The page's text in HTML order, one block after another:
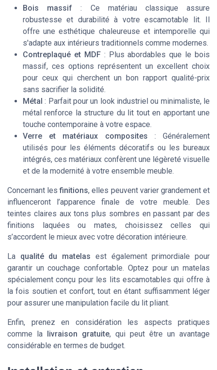
Bois massif : Ce matériau classique assure
robustesse et durabilité à votre escamotable lit. Il
offre une esthétique chaleureuse et intemporelle qui
s'adapte aux intérieurs traditionnels comme modernes.
Contreplaqué et MDF: Plus abordables que le bois
massif, ces options représentent un excellent choix
pour ceux qui cherchent un bon rapport qualité-prix
sans sacrifier la solidité.
Métal : Parfait pour un look industriel ou minimaliste, le
métal renforce la structure du lit tout en apportant une
touche contemporaine à votre espace.
Verre et matériaux composites : Généralement
utilisés pour les éléments décoratifs ou les bureaux
intégrés, ces matériaux confèrent une légèreté visuelle
et de la modernité à votre ensemble meuble.
Concernant lesfinitions, elles peuvent varier grandement et
influenceront l’apparence finale de votre meuble. Des
teintes claires aux tons plus sombres en passant par des
finitions laquées ou mates, choisissez celles qui
s’accordent le mieux avec votre décoration intérieure.
La qualité du matelas est également primordiale pour
garantir un couchage confortable. Optez pour un matelas
spécialement conçu pour les lits escamotables qui offre à
la fois soutien et confort, tout en étant suffisamment léger
pour assurer une manipulation facile du lit pliant.
Enfin, prenez en considération les aspects pratiques
comme la livraison gratuite, qui peut être un avantage
considérable en termes de budget.